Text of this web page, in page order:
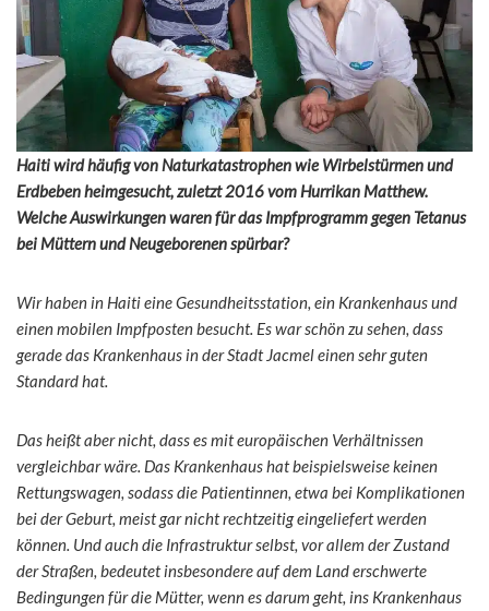
Haiti wird häufig von Naturkatastrophen wie Wirbelstürmen und
Erdbeben heimgesucht, zuletzt 2016 vom Hurrikan Matthew.
Welche Auswirkungen waren für das Impfprogramm gegen Tetanus
bei Müttern und Neugeborenen spürbar?
Wir haben in Haiti eine Gesundheitsstation, ein Krankenhaus und
einen mobilen Impfposten besucht. Es war schön zu sehen, dass
gerade das Krankenhaus in der Stadt Jacmel einen sehr guten
Standard hat.
Das heißt aber nicht, dass es mit europäischen Verhältnissen
vergleichbar wäre. Das Krankenhaus hat beispielsweise keinen
Rettungswagen, sodass die Patientinnen, etwa bei Komplikationen
bei der Geburt, meist gar nicht rechtzeitig eingeliefert werden
können. Und auch die Infrastruktur selbst, vor allem der Zustand
der Straßen, bedeutet insbesondere auf dem Land erschwerte
Bedingungen für die Mütter, wenn es darum geht, ins Krankenhaus